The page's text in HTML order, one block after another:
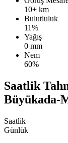
10+ km
Bulutluluk
11%
Yağış
0 mm
Nem
60%
Saatlik
Büyükada-
Saatlik
Günlük